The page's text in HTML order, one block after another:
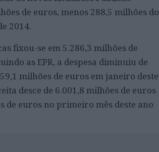
de euros, menos 288,5 milhões do
2014.
fixou-se em 5.286,3 milhões de
as EPR, a despesa diminuiu de
milhões de euros em janeiro deste
desce de 6.001,8 milhões de euros
de euros no primeiro mês deste ano